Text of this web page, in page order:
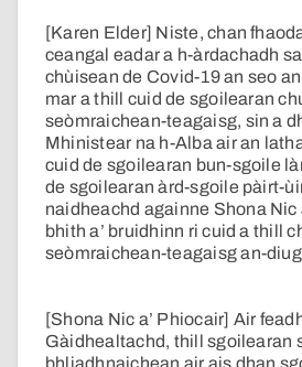
[Karen Elder] Niste, chan
ceangal eadar a h-àrdachadh
chùisean de Covid-19 an seo
mar a thill cuid de sgoilearan
seòmraichean-teagaisg, sin a
Mhinistear na h-Alba air an
cuid de sgoilearan bun-sgoile
de sgoilearan àrd-sgoile pàirt-
naidheachd againne Shona Nic
bhith a’ bruidhinn ri cuid a thill
seòmraichean-teagaisg an-
[Shona Nic a’ Phiocair] Air
Gàidhealtachd, thill sgoilearan